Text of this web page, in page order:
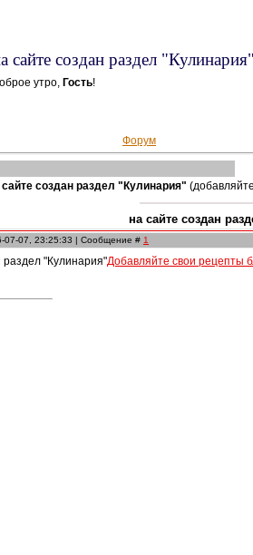
сайте создан раздел
утро, Гость!
Форум
сайте создан раздел "Кулинария"
на сайте создан
07-07, 23:25:33 | Сообщение # 1
раздел "Кулинария"Добавляйте свои рецепты